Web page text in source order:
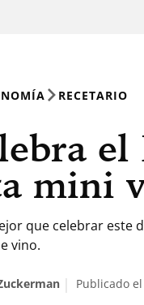
RECETARIO
el
mini
que celebrar este
vino.
Publicado